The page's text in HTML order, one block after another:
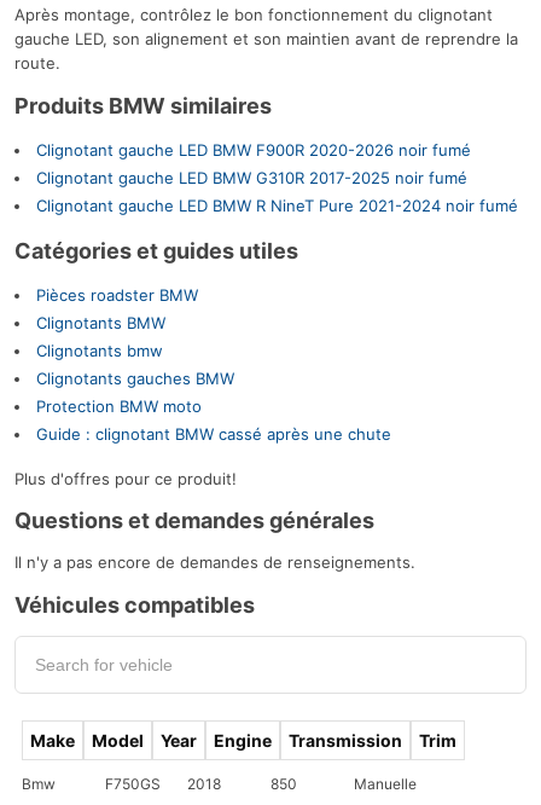
Après montage, contrôlez le bon fonctionnement du clignotant
gauche LED, son alignement et son maintien avant de reprendre la
route.
Produits BMW similaires
Clignotant gauche LED BMW F900R 2020-2026 noir fumé
Clignotant gauche LED BMW G310R 2017-2025 noir fumé
Clignotant gauche LED BMW R NineT Pure 2021-2024 noir fumé
Catégories et guides utiles
Pièces roadster BMW
Clignotants BMW
Clignotants bmw
Clignotants gauches BMW
Protection BMW moto
Guide : clignotant BMW cassé après une chute
Plus d'offres pour ce produit!
Questions et demandes générales
Il n'y a pas encore de demandes de renseignements.
Véhicules compatibles
Make Model Year Engine Transmission Trim
Bmw F750GS 2018 850
Manuelle